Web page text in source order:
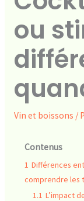
ou
Vin et boissons /
Contenus
1 Différences
comprendre les
1.1 L’impact